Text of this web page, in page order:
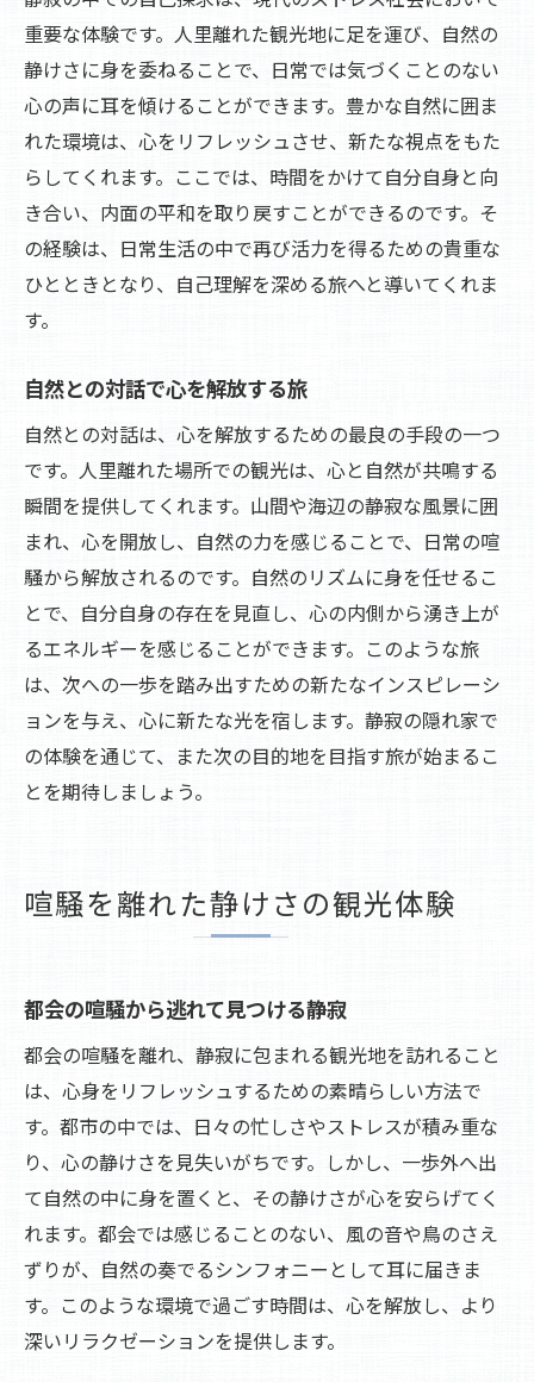
重要な体験です。人里離れた観光地に足を運び、自然の
静けさに身を委ねることで、日常では気づくことのない
心の声に耳を傾けることができます。豊かな自然に囲ま
れた環境は、心をリフレッシュさせ、新たな視点をもた
らしてくれます。ここでは、時間をかけて自分自身と向
き合い、内面の平和を取り戻すことができるのです。そ
の経験は、日常生活の中で再び活力を得るための貴重な
ひとときとなり、自己理解を深める旅へと導いてくれま
す。
自然との対話で心を解放する旅
自然との対話は、心を解放するための最良の手段の一つ
です。人里離れた場所での観光は、心と自然が共鳴する
瞬間を提供してくれます。山間や海辺の静寂な風景に囲
まれ、心を開放し、自然の力を感じることで、日常の喧
騒から解放されるのです。自然のリズムに身を任せるこ
とで、自分自身の存在を見直し、心の内側から湧き上が
るエネルギーを感じることができます。このような旅
は、次への一歩を踏み出すための新たなインスピレーシ
ョンを与え、心に新たな光を宿します。静寂の隠れ家で
の体験を通じて、また次の目的地を目指す旅が始まるこ
とを期待しましょう。
喧騒を離れた静けさの観光体験
都会の喧騒から逃れて見つける静寂
都会の喧騒を離れ、静寂に包まれる観光地を訪れること
は、心身をリフレッシュするための素晴らしい方法で
す。都市の中では、日々の忙しさやストレスが積み重な
り、心の静けさを見失いがちです。しかし、一歩外へ出
て自然の中に身を置くと、その静けさが心を安らげてく
れます。都会では感じることのない、風の音や鳥のさえ
ずりが、自然の奏でるシンフォニーとして耳に届きま
す。このような環境で過ごす時間は、心を解放し、より
深いリラクゼーションを提供します。